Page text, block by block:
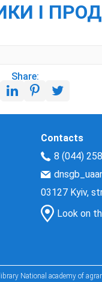
І
Share:
Contacts
8 (044)
03127 Kyiv,
Look on
National academy of